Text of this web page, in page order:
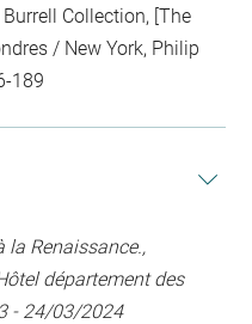
Collection, [The
/ New York, Philip
189
la Renaissance.,
département des
- 24/03/2024